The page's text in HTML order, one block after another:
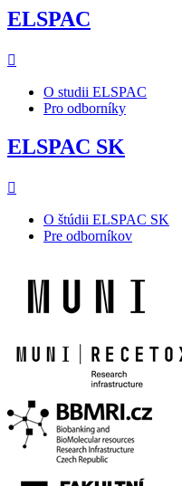
ELSPAC
O studii ELSPAC
Pro odborníky
ELSPAC SK
O štúdii ELSPAC SK
Pre odborníkov